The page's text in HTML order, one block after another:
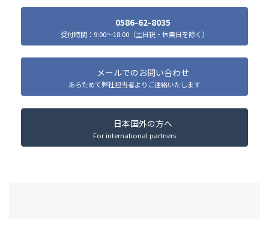
0586-62-8035
受付時間：9:00～18:00（土日祝・休業日を除く）
メールでのお問い合わせ
あらためて弊社担当者よりご連絡いたします
日本国外の方へ
For international partners